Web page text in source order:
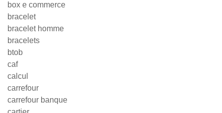
box e commerce
bracelet
bracelet homme
bracelets
btob
caf
calcul
carrefour
carrefour banque